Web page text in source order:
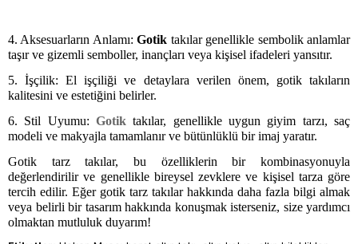
4. Aksesuarların Anlamı: Gotik takılar genellikle sembolik anlamlar
taşır ve gizemli semboller, inançları veya kişisel ifadeleri yansıtır.
5. İşçilik: El işçiliği ve detaylara verilen önem, gotik takıların
kalitesini ve estetiğini belirler.
6. Stil Uyumu: Gotik takılar, genellikle uygun giyim tarzı, saç
modeli ve makyajla tamamlanır ve bütünlüklü bir imaj yaratır.
Gotik tarz takılar, bu özelliklerin bir kombinasyonuyla
değerlendirilir ve genellikle bireysel zevklere ve kişisel tarza göre
tercih edilir. Eğer gotik tarz takılar hakkında daha fazla bilgi almak
veya belirli bir tasarım hakkında konuşmak isterseniz, size yardımcı
olmaktan mutluluk duyarım!